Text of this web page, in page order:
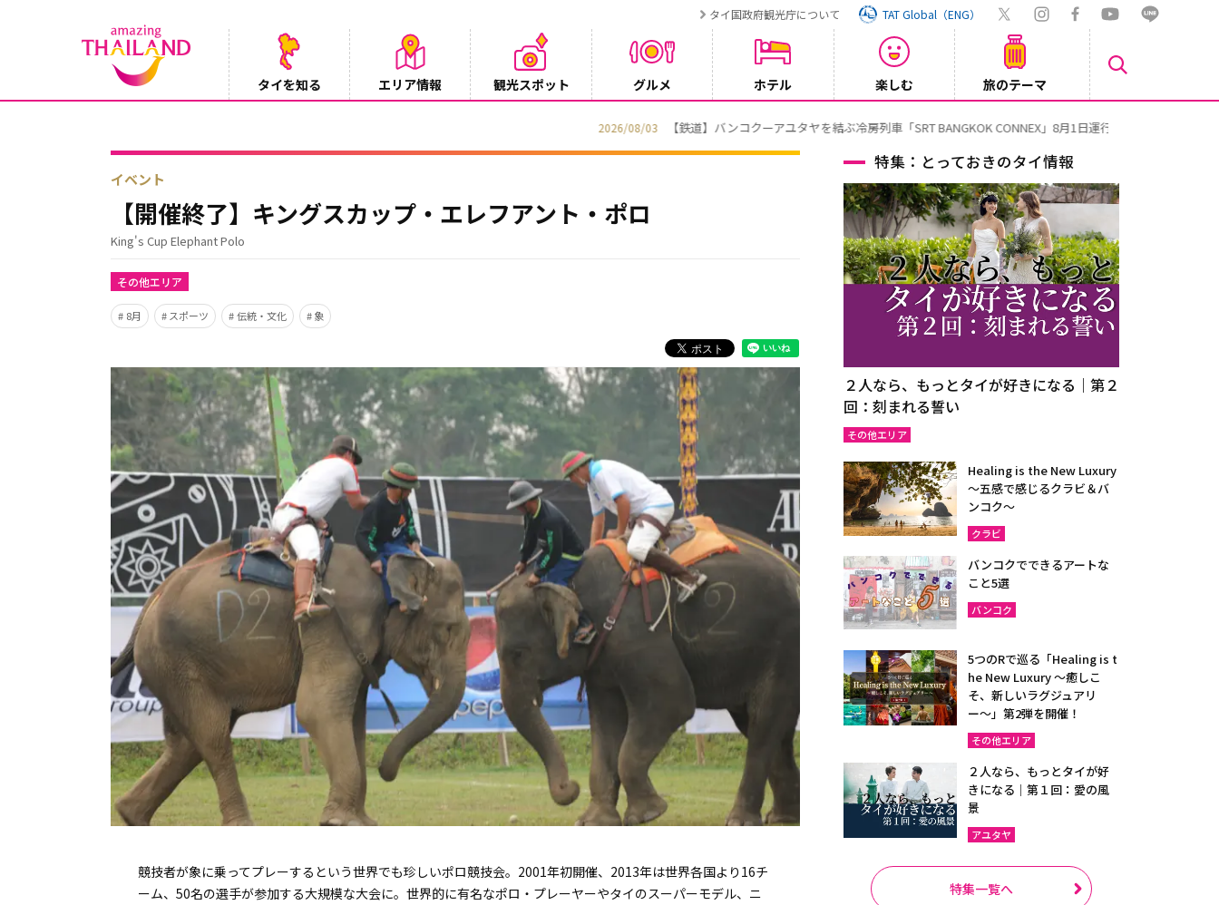
タイ国政府観光庁について TAT Global（ENG）
タイを知る エリア情報 観光スポット グルメ ホテル 楽しむ 旅のテーマ
【鉄道】バンコクーアユタヤを結ぶ冷房列車「SRT BANGKOK CONNEX」8月1日運行開始
イベント
【開催終了】キングスカップ・エレフアント・ポロ
King's Cup Elephant Polo
その他エリア
8月 スポーツ 伝統・文化 象
競技者が象に乗ってプレーするという世界でも珍しいポロ競技会。2001年初開催、2013年は世界各国より16チ
ーム、50名の選手が参加する大規模な大会に。世界的に有名なポロ・プレーヤーやタイのスーパーモデル、ニ
特集：とっておきのタイ情報
２人なら、もっとタイが好きになる｜第２
回：刻まれる誓い
その他エリア
Healing is the New Luxury
～五感で感じるクラビ＆バ
ンコク～
クラビ
バンコクでできるアートな
こと5選
バンコク
5つのRで巡る「Healing is t
he New Luxury ～癒しこ
そ、新しいラグジュアリ
ー〜」第2弾を開催！
その他エリア
２人なら、もっとタイが好
きになる｜第１回：愛の風
景
アユタヤ
特集一覧へ